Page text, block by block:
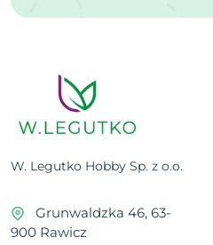
W. Legutko Hobby Sp. z o.o.
Grunwaldzka 46, 63-
900 Rawicz